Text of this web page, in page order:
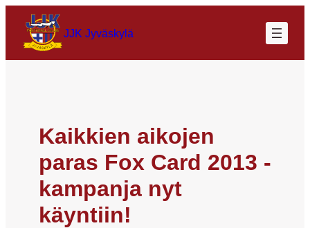
JJK Jyväskylä
Kaikkien aikojen
paras Fox Card 2013 -
kampanja nyt
käyntiin!